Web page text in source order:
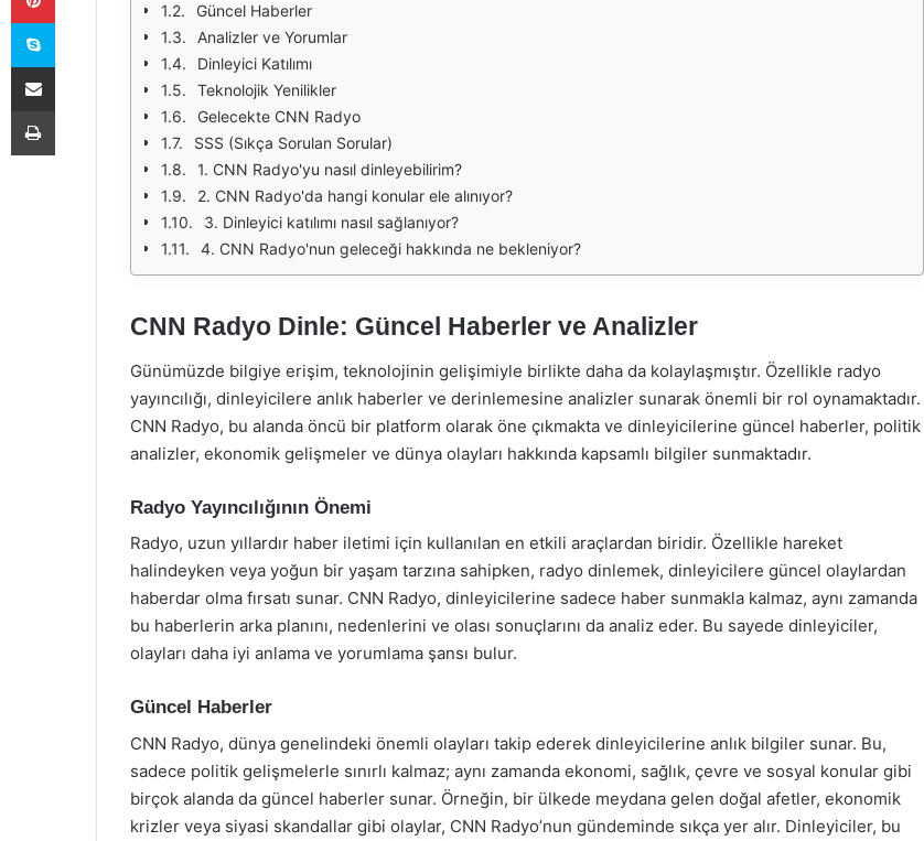
Güncel Haberler
Analizler ve Yorumlar
Dinleyici Katılımı
Teknolojik Yenilikler
Gelecekte CNN Radyo
SSS (Sıkça Sorulan Sorular)
1. CNN Radyo'yu nasıl dinleyebilirim?
2. CNN Radyo'da hangi konular ele alınıyor?
3. Dinleyici katılımı nasıl sağlanıyor?
4. CNN Radyo'nun geleceği hakkında ne bekleniyor?
CNN Radyo Dinle: Güncel Haberler ve Analizler
Günümüzde bilgiye erişim, teknolojinin gelişimiyle birlikte daha da kolaylaşmıştır. Özellikle radyo
yayıncılığı, dinleyicilere anlık haberler ve derinlemesine analizler sunarak önemli bir rol oynamaktadır.
CNN Radyo, bu alanda öncü bir platform olarak öne çıkmakta ve dinleyicilerine güncel haberler, politik
analizler, ekonomik gelişmeler ve dünya olayları hakkında kapsamlı bilgiler sunmaktadır.
Radyo Yayıncılığının Önemi
Radyo, uzun yıllardır haber iletimi için kullanılan en etkili araçlardan biridir. Özellikle hareket
halindeyken veya yoğun bir yaşam tarzına sahipken, radyo dinlemek, dinleyicilere güncel olaylardan
haberdar olma fırsatı sunar. CNN Radyo, dinleyicilerine sadece haber sunmakla kalmaz, aynı zamanda
bu haberlerin arka planını, nedenlerini ve olası sonuçlarını da analiz eder. Bu sayede dinleyiciler,
olayları daha iyi anlama ve yorumlama şansı bulur.
Güncel Haberler
CNN Radyo, dünya genelindeki önemli olayları takip ederek dinleyicilerine anlık bilgiler sunar. Bu,
sadece politik gelişmelerle sınırlı kalmaz; aynı zamanda ekonomi, sağlık, çevre ve sosyal konular gibi
birçok alanda da güncel haberler sunar. Örneğin, bir ülkede meydana gelen doğal afetler, ekonomik
krizler veya siyasi skandallar gibi olaylar, CNN Radyo’nun gündeminde sıkça yer alır. Dinleyiciler, bu
Skype
E-Posta ile paylaş